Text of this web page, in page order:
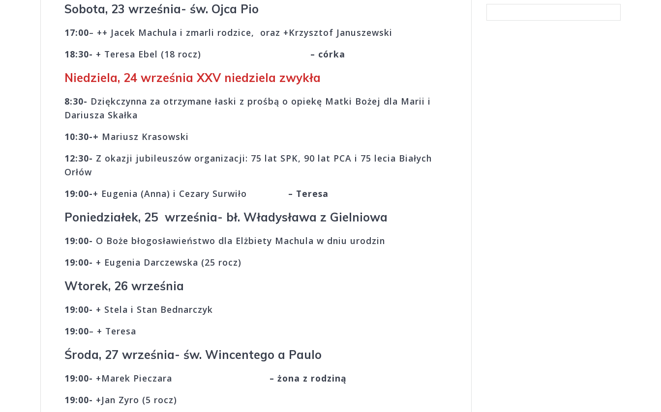
Sobota, 23 września- św. Ojca Pio
17:00– ++ Jacek Machula i zmarli rodzice, oraz +Krzysztof Januszewski
18:30- + Teresa Ebel (18 rocz) – córka
Niedziela, 24 września XXV niedziela zwykła
8:30- Dziękczynna za otrzymane łaski z prośbą o opiekę Matki Bożej dla Marii i
Dariusza Skałka
10:30-+ Mariusz Krasowski
12:30- Z okazji jubileuszów organizacji: 75 lat SPK, 90 lat PCA i 75 lecia Białych
Orłów
19:00-+ Eugenia (Anna) i Cezary Surwiło – Teresa
Poniedziałek, 25 września- bł. Władysława z Gielniowa
19:00- O Boże błogosławieństwo dla Elżbiety Machula w dniu urodzin
19:00- + Eugenia Darczewska (25 rocz)
Wtorek, 26 września
19:00- + Stela i Stan Bednarczyk
19:00– + Teresa
Środa, 27 września- św. Wincentego a Paulo
19:00- +Marek Pieczara – żona z rodziną
19:00- +Jan Zyro (5 rocz)